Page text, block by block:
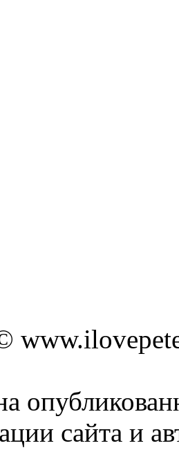
сайта и